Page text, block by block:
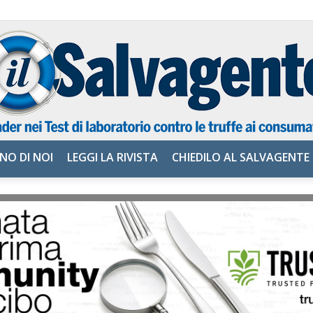
Salvagente
DI NOI LEGGI LA RIVISTA CHIEDILO AL SALVAGENTE